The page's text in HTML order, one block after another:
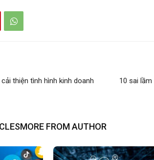
thiện tình hình kinh doanh
10 sai
MORE FROM AUTHOR